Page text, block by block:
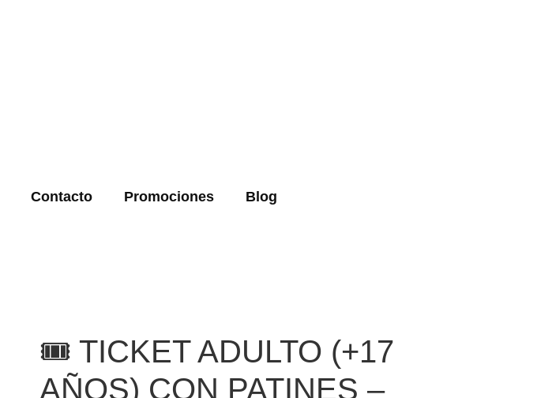
Contacto Promociones Blog
🎟️ TICKET ADULTO (+17
AÑOS) CON PATINES –